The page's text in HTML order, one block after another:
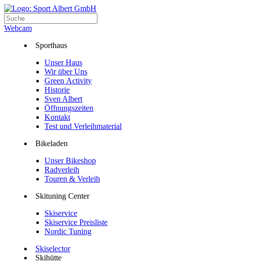
Webcam
Sporthaus
Unser Haus
Wir über Uns
Green Activity
Historie
Sven Albert
Öffnungszeiten
Kontakt
Test und Verleihmaterial
Bikeladen
Unser Bikeshop
Radverleih
Touren & Verleih
Skituning Center
Skiservice
Skiservice Preisliste
Nordic Tuning
Skiselector
Skihütte